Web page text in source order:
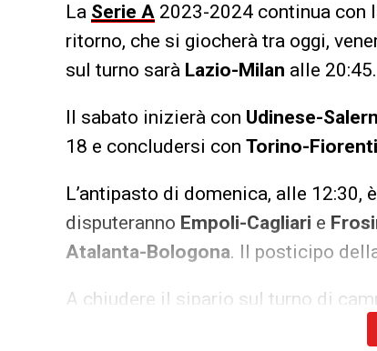
La Serie A 2023-2024 continua con
ritorno, che si giocherà tra oggi,
sul turno sarà Lazio-Milan alle 20:45.
Il sabato inizierà con Udinese-
18 e concludersi con Torino-
L’antipasto di domenica, alle 12:30,
disputeranno Empoli-Cagliari e
Atalanta-Bologona. Il posticipo
A chiudere il sipario sul turno di